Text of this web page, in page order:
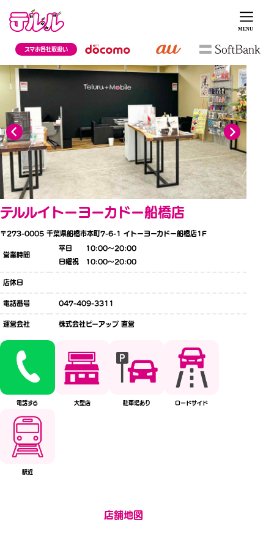
スマホ各社取扱い
テルルイトーヨーカドー船橋店
〒273-0005 千葉県船橋市本町7-6-1 イトーヨーカドー船橋店1F
営業時間
平日 10:00〜20:00
日曜祝 10:00〜20:00
店休日
電話番号 047-409-3311
運営会社 株式会社ピーアップ 直営
電話する 大型店 駐車場あり ロードサイド
駅近
店舗地図